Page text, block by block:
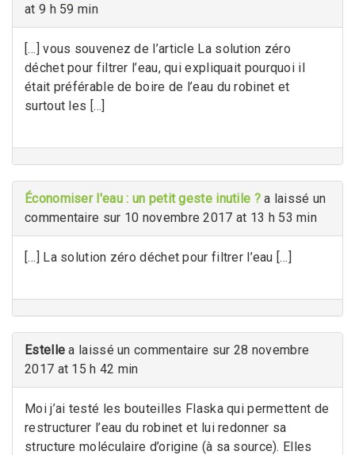
at 9 h 59 min
[…] vous souvenez de l’article La solution zéro
déchet pour filtrer l’eau, qui expliquait pourquoi il
était préférable de boire de l’eau du robinet et
surtout les […]
Économiser l'eau : un petit geste inutile ? a laissé un
commentaire sur 10 novembre 2017 at 13 h 53 min
[…] La solution zéro déchet pour filtrer l’eau […]
Estelle a laissé un commentaire sur 28 novembre
2017 at 15 h 42 min
Moi j’ai testé les bouteilles Flaska qui permettent de
restructurer l’eau du robinet et lui redonner sa
structure moléculaire d’origine (à sa source). Elles